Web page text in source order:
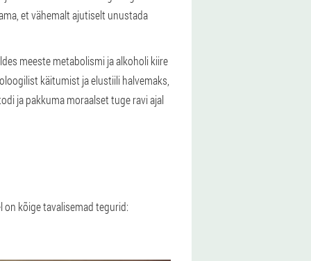
et vähemalt ajutiselt unustada
meeste metabolismi ja alkoholi kiire
käitumist ja elustiili halvemaks,
ja pakkuma moraalset tuge ravi ajal
on kõige tavalisemad tegurid: